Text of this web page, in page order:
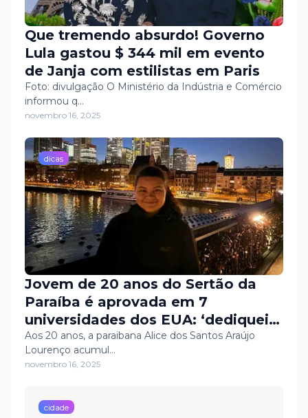
Que tremendo absurdo! Governo
Lula gastou $ 344 mil em evento
de Janja com estilistas em Paris
Foto: divulgação O Ministério da Indústria e Comércio
informou q…
novembro 16, 2025
dicas
Jovem de 20 anos do Sertão da
Paraíba é aprovada em 7
universidades dos EUA: ‘dediquei
todo o meu tempo a essa jornada’
Aos 20 anos, a paraibana Alice dos Santos Araújo
Lourenço acumul…
novembro 16, 2025
cidade